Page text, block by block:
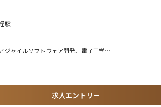
が可能
ム導入・DX推進経験
レベルからの設計し、Keysightグローバルで開発された
段階から最終製品の実現まで、幅広い製品開発業務に
、測定フローを自動化するソフトウェアの設計・開発
ー訂正などの高度な演算ロジックの実装
。
験
ジャイルソフトウェア開発、電子工学
への参加）
求人エントリー